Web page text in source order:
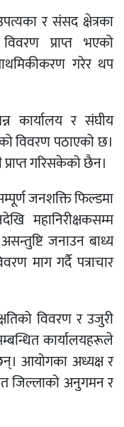
र संसद क्षेत्रका
प्राप्त भएको
गरेर थप
कार्यालय र संघीय
विवरण पठाएको छ।
गरिसकेको छैन।
जनशक्ति फिल्डमा
महानिरीक्षकसम्म
जनाउन बाध्य
माग गर्दै पत्राचार
विवरण र उजुरी
कार्यालयहरूले
आयोगका अध्यक्ष र
जिल्लाको अनुगमन र